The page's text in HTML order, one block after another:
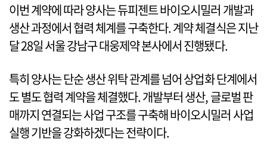
이번 계약에 따라 양사는 듀피젠트 바이오시밀러 개발과
생산 과정에서 협력 체계를 구축한다. 계약 체결식은 지난
달 28일 서울 강남구 대웅제약 본사에서 진행됐다.
특히 양사는 단순 생산 위탁 관계를 넘어 상업화 단계에서
도 별도 협력 계약을 체결했다. 개발부터 생산, 글로벌 판
매까지 연결되는 사업 구조를 구축해 바이오시밀러 사업
실행 기반을 강화하겠다는 전략이다.